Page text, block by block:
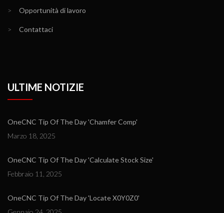
> Opportunità di lavoro
> Contattaci
ULTIME NOTIZIE
OneCNC Tip Of The Day 'Chamfer Comp'
Marzo 18, 2025
OneCNC Tip Of The Day 'Calculate Stock Size'
Febbraio 11, 2025
OneCNC Tip Of The Day 'Locate X0Y0Z0'